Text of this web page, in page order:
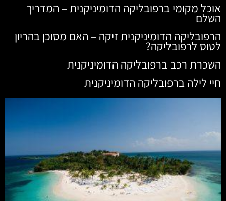
אוכל מקומי ברפובליקה הדומיניקנית – המדריך
השלם
הרפובליקה הדומיניקנית זיקה – האם מסוכן בהריון
לטוס לרפובליקה?
השכרת רכב ברפובליקה הדומיניקנית
חיי לילה ברפובליקה הדומיניקנית